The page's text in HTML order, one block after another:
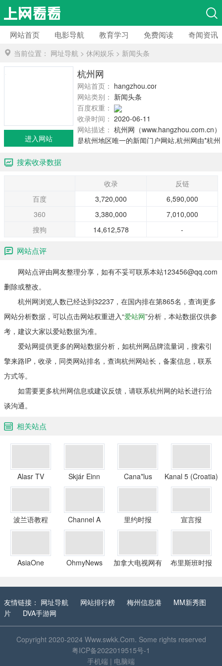
网站首页 电影导航 教育学习 免费阅读 奇闻资讯
当前位置： 网址导航 > 休闲娱乐 > 新闻头条
杭州网
网站首页： hangzhou.com.cn
网站类别： 新闻头条
百度权重：
收录时间： 2020-06-11
网站描述： 杭州网（www.hangzhou.com.cn）
是杭州地区唯一的新闻门户网站,杭州网由*杭州
进入网站
搜索收录数据
收录
反链
百度
3,720,000
6,590,000
360
3,380,000
7,010,000
搜狗
14,612,578 -
网站点评
网站点评由网友整理分享，如有不妥可联系本站123456@qq.com
删除或整改。
杭州网浏览人数已经达到32237，在国内排在第865名，查询更多
网站分析数据，可以点击网站权重进入“爱站网”分析，本站数据仅供参
考，建议大家以爱站数据为准。
爱站网提供更多的网站数据分析，如杭州网品牌流量词，搜索引
擎来路IP，收录，同类网站排名，查询杭州网站长，备案信息，联系
方式等。
如需要更多杭州网信息或建议反馈，请联系杭州网的站长进行洽
谈沟通。
相关站点
Alasr TV Skjár Einn
Cana*lus
Overseas
Kanal 5 (Croatia)
波兰语教程 Channel A 里约时报 宣言报
AsiaOne OhmyNews
加拿大电视网有
布里斯班时报
友情链接： 网址导航 网站排行榜 梅州信息港
MM新秀图
片
DVA手游网
Copyright 2020-2024 Www.swkk.Com. Some rights reserved
粤ICP备2022019515号-1
手机端 | 电脑端